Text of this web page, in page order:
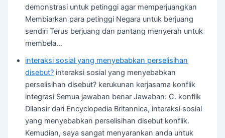
demonstrasi untuk petinggi agar memperjuangkan
Membiarkan para petinggi Negara untuk berjuang
sendiri Terus berjuang dan pantang menyerah untuk
membela…
interaksi sosial yang menyebabkan perselisihan
disebut? interaksi sosial yang menyebabkan
perselisihan disebut? kerukunan kerjasama konflik
integrasi Semua jawaban benar Jawaban: C. konflik
Dilansir dari Encyclopedia Britannica, interaksi sosial
yang menyebabkan perselisihan disebut konflik.
Kemudian, saya sangat menyarankan anda untuk